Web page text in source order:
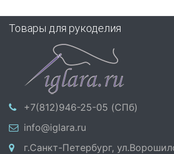
Товары для рукоделия
+7(812)946-25-05 (СПб)
info@iglara.ru
г.Санкт-Петербург,